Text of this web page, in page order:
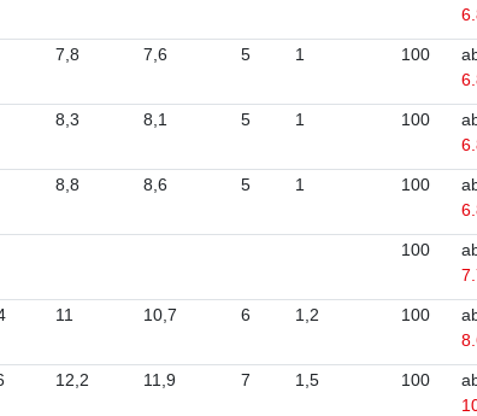
7,8 7,6 5 1 100
8,3 8,1 5 1 100
8,8 8,6 5 1 100
100
11 10,7 6 1,2 100
12,2 11,9 7 1,5 100